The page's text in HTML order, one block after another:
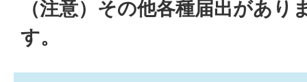
（注意）その他各種届出があ
す。